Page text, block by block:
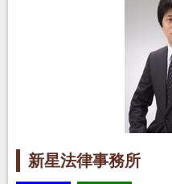
新星法律事務所